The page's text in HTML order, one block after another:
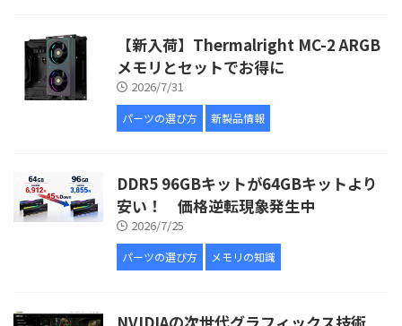
【新入荷】Thermalright MC-2 ARGB
メモリとセットでお得に
2026/7/31
パーツの選び方 新製品情報
DDR5 96GBキットが64GBキットより
安い！ 価格逆転現象発生中
2026/7/25
パーツの選び方 メモリの知識